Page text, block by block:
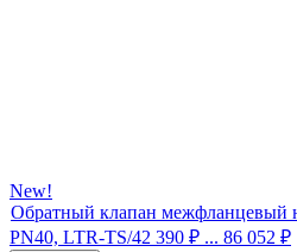
New!
Обратный клапан межфланцевый
PN40, LTR-TS/42 390 ₽ ... 86 052 ₽